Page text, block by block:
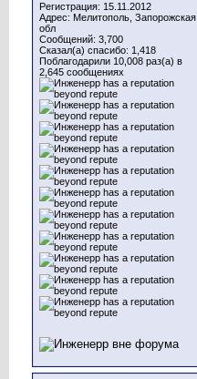
Регистрация: 15.11.2012
Адрес: Мелитополь, Запорожская
обл
Сообщений: 3,700
Сказал(а) спасибо: 1,418
Поблагодарили 10,008 раз(а) в
2,645 сообщениях